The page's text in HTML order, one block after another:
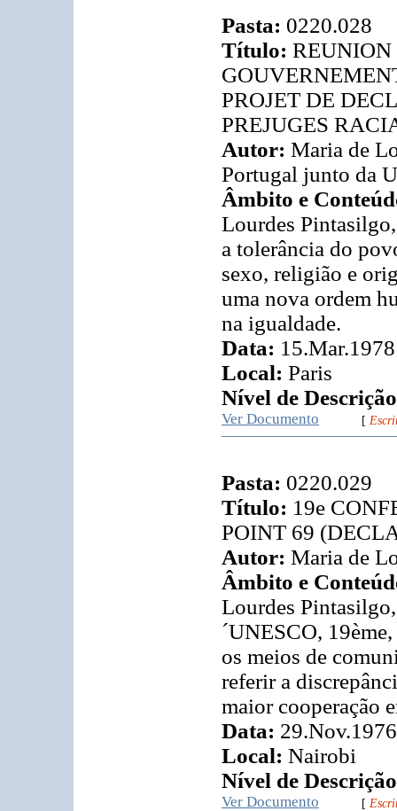
Pasta: 0220.028
Título: REUNION
PROJET DE
PREJUGES
Autor: Maria de
Portugal junto da
Âmbito e
Lourdes
a tolerância do
sexo, religião e
uma nova ordem
na igualdade.
Data: 15.Mar.1978
Local: Paris
Nível de
Ver Documento [
Pasta: 0220.029
Título: 19e
POINT 69
Autor: Maria de
Âmbito e
Lourdes
´UNESCO,
os meios de
referir a
maior cooperação
Data: 29.Nov.1976
Local: Nairobi
Nível de
Ver Documento [